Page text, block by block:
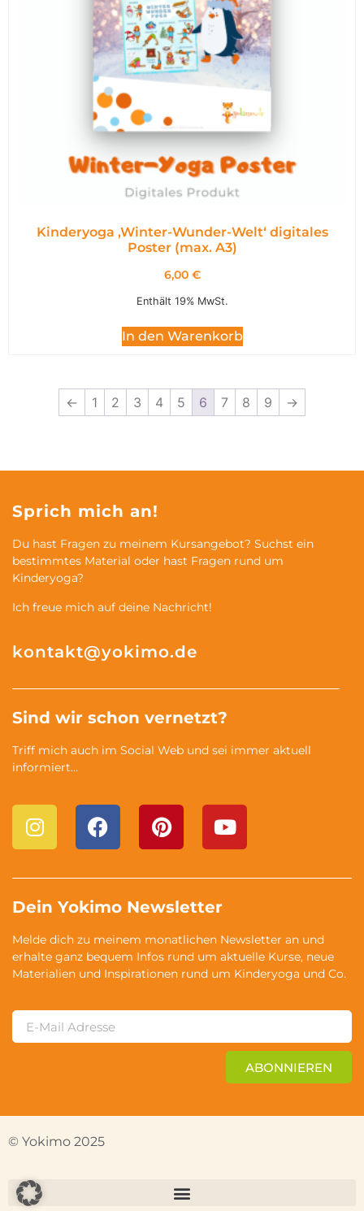
Kinderyoga ‚Winter-Wunder-Welt‘ digitales
Poster (max. A3)
6,00 €
Enthält 19% MwSt.
In den Warenkorb
← 1 2 3 4 5 6 7 8 9 →
Sprich mich an!
Du hast Fragen zu meinem Kursangebot? Suchst ein
bestimmtes Material oder hast Fragen rund um
Kinderyoga?
Ich freue mich auf deine Nachricht!
kontakt@yokimo.de
Sind wir schon vernetzt?
Triff mich auch im Social Web und sei immer aktuell
informiert…
Dein Yokimo Newsletter
Melde dich zu meinem monatlichen Newsletter an und
erhalte ganz bequem Infos rund um aktuelle Kurse, neue
Materialien und Inspirationen rund um Kinderyoga und Co.
ABONNIEREN
© Yokimo 2025